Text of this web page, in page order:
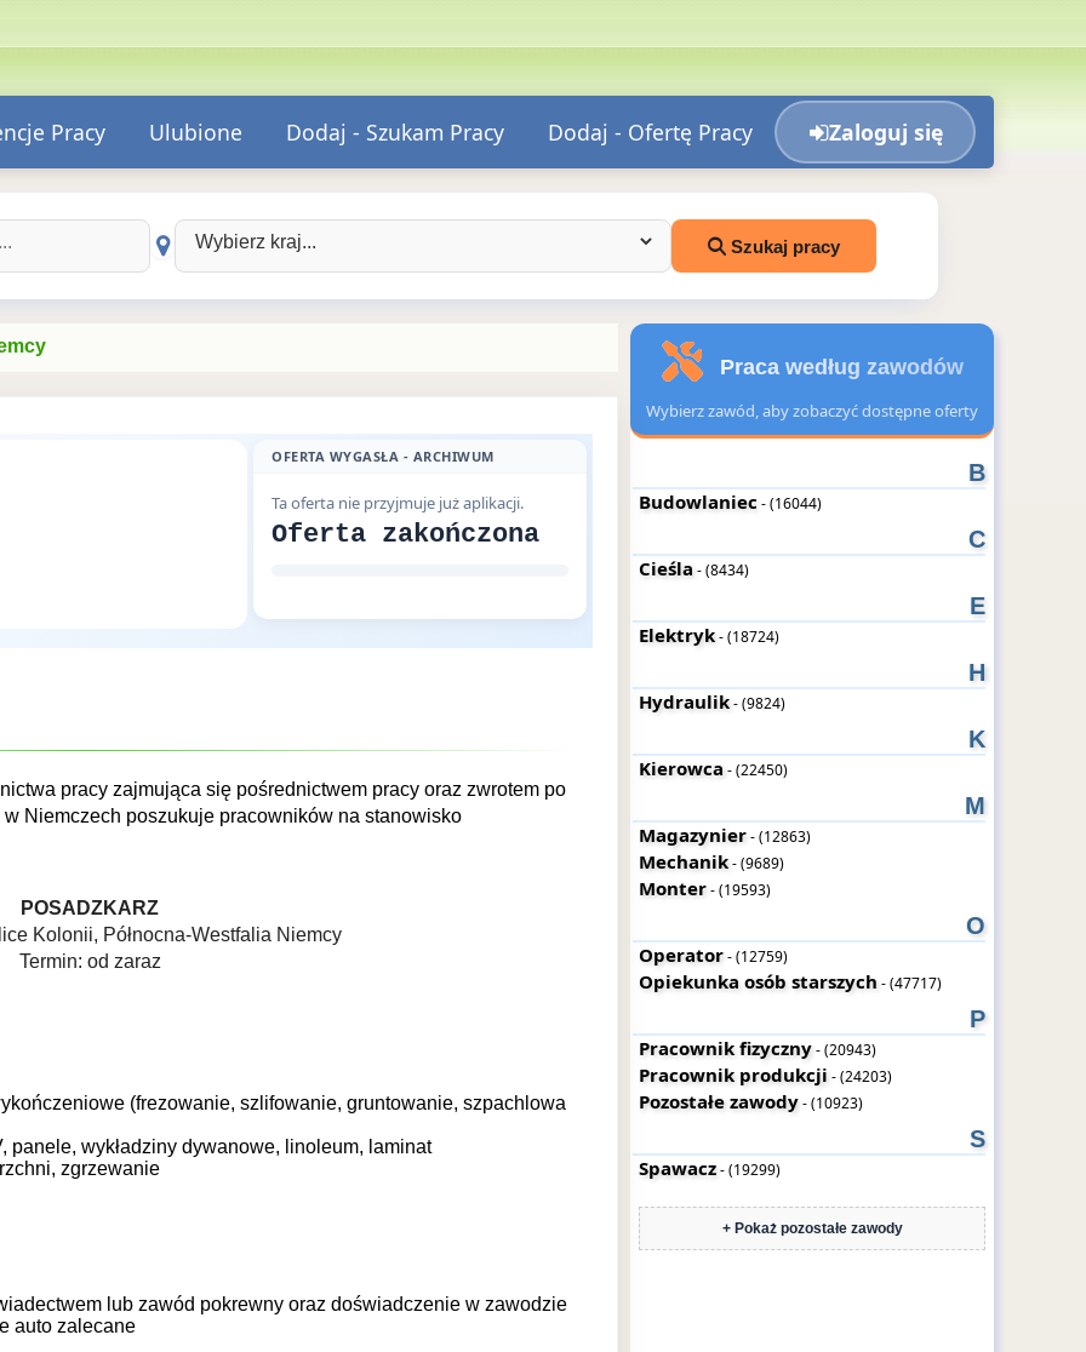
Pracy Ulubione Dodaj - Szukam Pracy Dodaj - Ofertę Pracy Zaloguj się
Wybierz kraj: Szukaj pracy
OFERTA WYGASŁA - ARCHIWUM
Ta oferta nie przyjmuje już aplikacji.
Oferta zakończona
pracy zajmująca się pośrednictwem pracy oraz zwrotem po
Niemczech poszukuje pracowników na stanowisko
POSADZKARZ
Kolonii, Północna-Westfalia Niemcy
Termin: od zaraz
(frezowanie, szlifowanie, gruntowanie, szpachlowa
panele, wykładziny dywanowe, linoleum, laminat
zgrzewanie
lub zawód pokrewny oraz doświadczenie w zawodzie
auto zalecane
Praca według zawodów
Wybierz zawód, aby zobaczyć dostępne oferty
B
Budowlaniec- (16044)
C
Cieśla- (8434)
E
Elektryk- (18724)
H
Hydraulik- (9824)
K
Kierowca- (22450)
M
Magazynier- (12863)
Mechanik- (9689)
Monter- (19593)
O
Operator- (12759)
Opiekunka osób starszych - (47717)
P
Pracownik fizyczny- (20943)
Pracownik produkcji - (24203)
Pozostałe zawody- (10923)
S
Spawacz- (19299)
+ Pokaż pozostałe zawody